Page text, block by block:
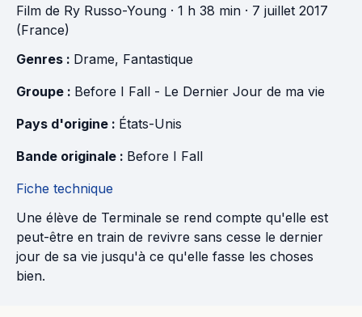
Film de Ry Russo-Young · 1 h 38 min · 7 juillet 2017
(France)
Genres : Drame, Fantastique
Groupe : Before I Fall - Le Dernier Jour de ma vie
Pays d'origine : États-Unis
Bande originale : Before I Fall
Fiche technique
Une élève de Terminale se rend compte qu'elle est
peut-être en train de revivre sans cesse le dernier
jour de sa vie jusqu'à ce qu'elle fasse les choses
bien.